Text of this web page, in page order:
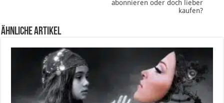
abonnieren oder doch lieber
kaufen?
Ähnliche Artikel